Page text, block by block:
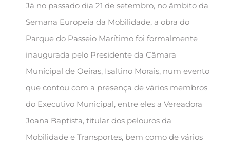
Já no passado dia 21 de setembro, no âmbito da
Semana Europeia da Mobilidade, a obra do
Parque do Passeio Marítimo foi formalmente
inaugurada pelo Presidente da Câmara
Municipal de Oeiras, Isaltino Morais, num evento
que contou com a presença de vários membros
do Executivo Municipal, entre eles a Vereadora
Joana Baptista, titular dos pelouros da
Mobilidade e Transportes, bem como de vários